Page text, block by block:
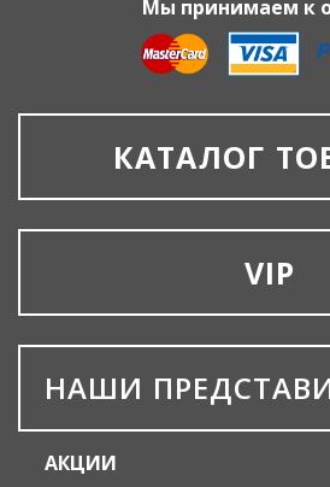
Мы принимаем к
КАТАЛОГ
VIP
НАШИ
АКЦИИ